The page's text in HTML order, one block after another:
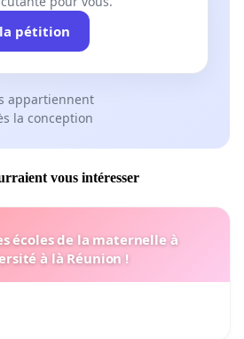
pétition
appartiennent
la conception
vous intéresser
écoles de la maternelle à
l’université à là Réunion !